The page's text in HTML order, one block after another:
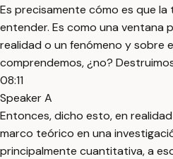
Es precisamente cómo es que
entender. Es como una ventana
realidad o un fenómeno y sobre
comprendemos, ¿no?
08:11
Speaker A
Entonces, dicho esto, en
marco teórico en una
principalmente cuantitativa, a